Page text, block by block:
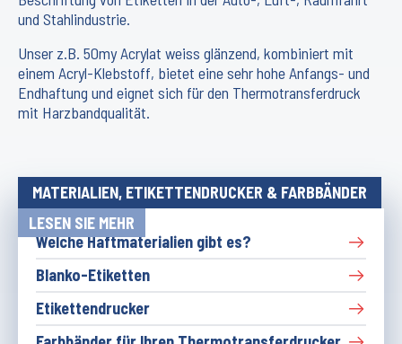
und Stahlindustrie.
Unser z.B. 50my Acrylat weiss glänzend, kombiniert mit
einem Acryl-Klebstoff, bietet eine sehr hohe Anfangs- und
Endhaftung und eignet sich für den Thermotransferdruck
mit Harzbandqualität.
MATERIALIEN, ETIKETTENDRUCKER & FARBBÄNDER
LESEN SIE MEHR
Welche Haftmaterialien gibt es?
Blanko-Etiketten
Etikettendrucker